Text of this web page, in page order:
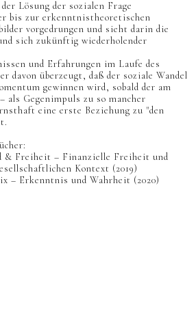
Lösung der sozialen Frage
bis zur erkenntnistheoretischen
vorgedrungen und sieht darin die
sich zukünftig wiederholender
und Erfahrungen im Laufe des
davon überzeugt, daß der soziale Wandel
gewinnen wird, sobald der am
als Gegenimpuls zu so mancher
eine erste Beziehung zu "den
& Freiheit – Finanzielle Freiheit und
Kontext (2019)
– Erkenntnis und Wahrheit (2020)